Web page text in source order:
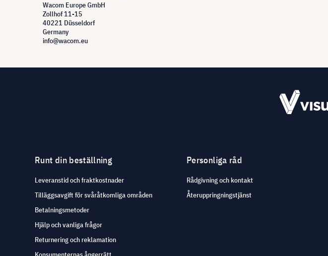
Wacom Europe GmbH
Zollhof 11-15
40221 Düsseldorf
Germany
info@wacom.eu
Runt din beställning
Leveranstid och fraktkostnader
Tilläggsavgift för svåråtkomliga områden
Betalningsmetoder
Hjälp och vanliga frågor
Returnering och reklamation
Personliga råd
Rådgivning och kontakt
Återuppringningstjänst